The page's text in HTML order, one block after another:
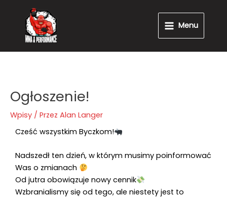
Main
Menu
Menu
Ogłoszenie!
Wpisy / Przez Alan Langer
Cześć wszystkim Byczkom!
Nadszedł ten dzień, w którym musimy poinformować
Was o zmianach
Od jutra obowiązuje nowy cennik
Wzbranialismy się od tego, ale niestety jest to